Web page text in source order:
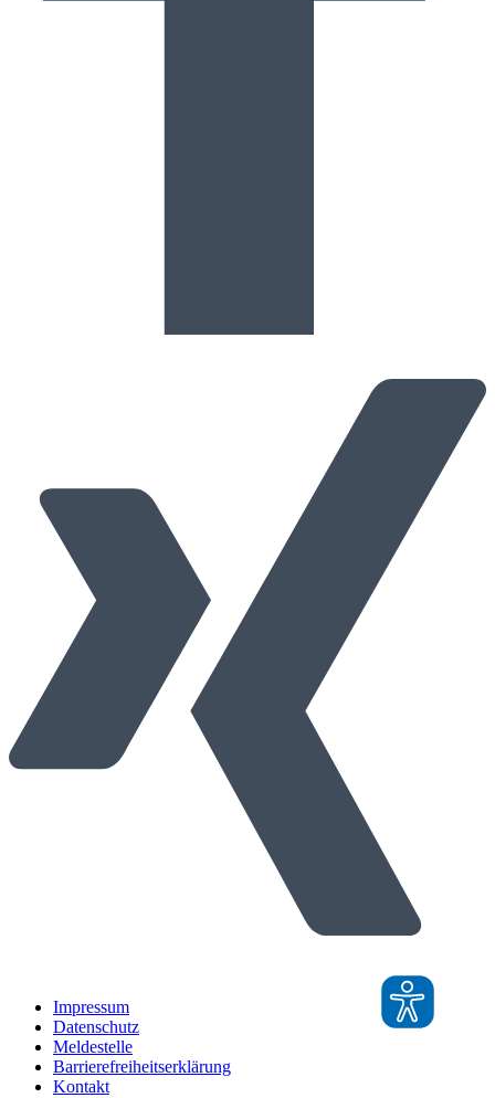
Impressum
Datenschutz
Meldestelle
Barrierefreiheitserklärung
Kontakt